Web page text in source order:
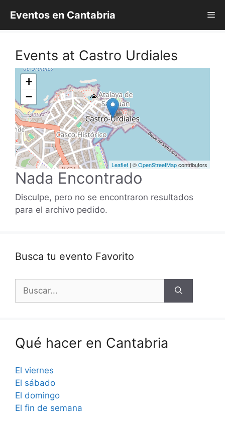
contenido
Eventos en Cantabria
Events at Castro Urdiales
+
−
Leaflet | ©OpenStreetMapcontributors
Nada Encontrado
Disculpe, pero no se encontraron resultados
para el archivo pedido.
Busca tu evento Favorito
Buscar:
Qué hacer en Cantabria
El viernes
El sábado
El domingo
El fin de semana